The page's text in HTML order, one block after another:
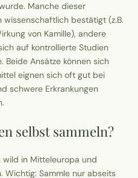
Manche dieser
bestätigt (z.B.
von Kamille), andere
auf kontrollierte Studien
Ansätze können sich
eignen sich oft gut bei
schwere Erkrankungen
selbst sammeln?
wild in Mitteleuropa und
Wichtig: Sammle nur abseits